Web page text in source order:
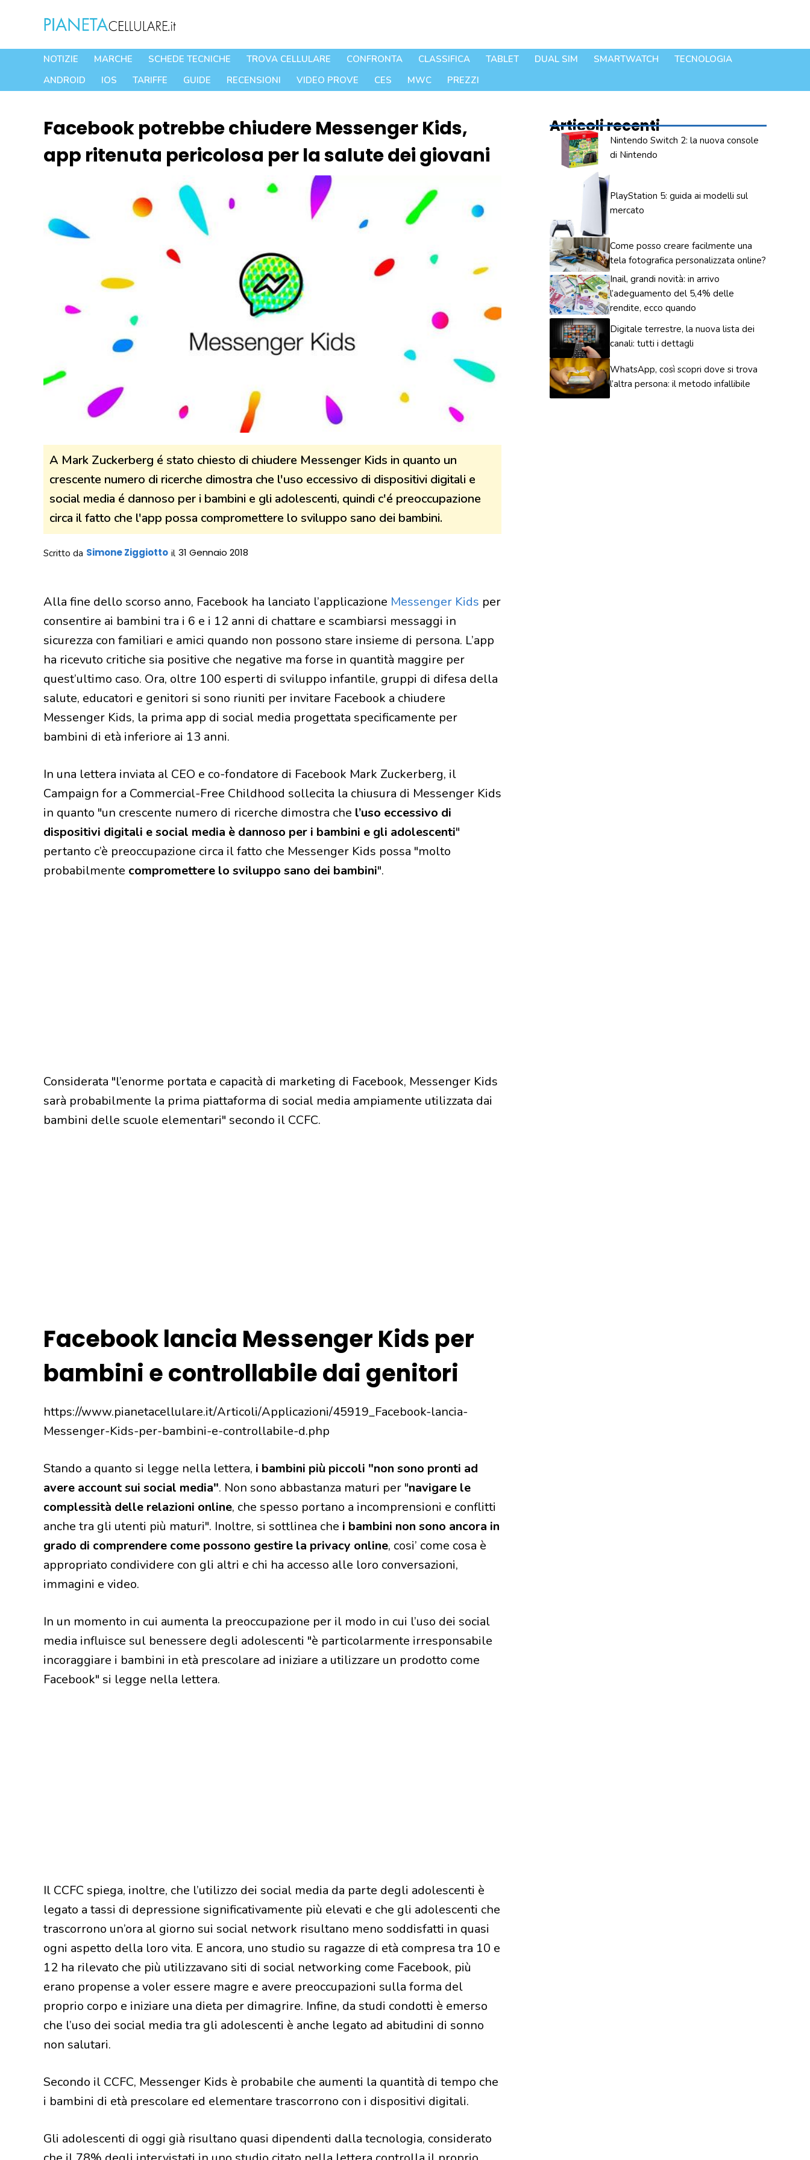
contenuto
NOTIZIE MARCHE SCHEDE TECNICHE TROVA CELLULARE CONFRONTA CLASSIFICA TABLET DUAL SIM SMARTWATCH
TECNOLOGIA
ANDROID
IOS TARIFFE GUIDE RECENSIONI VIDEO PROVE CES MWC PREZZI
Facebook potrebbe chiudere Messenger Kids,
app ritenuta pericolosa per la salute dei giovani
A Mark Zuckerberg é stato chiesto di chiudere Messenger Kids in quanto un
crescente numero di ricerche dimostra che l'uso eccessivo di dispositivi digitali e
social media é dannoso per i bambini e gli adolescenti, quindi c'é preoccupazione
circa il fatto che l'app possa compromettere lo sviluppo sano dei bambini.
Scritto da Simone Ziggiotto il 31 Gennaio 2018
Alla fine dello scorso anno, Facebook ha lanciato l’applicazione Messenger Kids per
consentire ai bambini tra i 6 e i 12 anni di chattare e scambiarsi messaggi in
sicurezza con familiari e amici quando non possono stare insieme di persona. L’app
ha ricevuto critiche sia positive che negative ma forse in quantità maggire per
quest’ultimo caso. Ora, oltre 100 esperti di sviluppo infantile, gruppi di difesa della
salute, educatori e genitori si sono riuniti per invitare Facebook a chiudere
Messenger Kids, la prima app di social media progettata specificamente per
bambini di età inferiore ai 13 anni.
In una lettera inviata al CEO e co-fondatore di Facebook Mark Zuckerberg, il
Campaign for a Commercial-Free Childhood sollecita la chiusura di Messenger Kids
in quanto "un crescente numero di ricerche dimostra che l’uso eccessivo di
dispositivi digitali e social media è dannoso per i bambini e gli adolescenti"
pertanto c’è preoccupazione circa il fatto che Messenger Kids possa "molto
probabilmente compromettere lo sviluppo sano dei bambini".
Considerata "l’enorme portata e capacità di marketing di Facebook, Messenger Kids
sarà probabilmente la prima piattaforma di social media ampiamente utilizzata dai
bambini delle scuole elementari" secondo il CCFC.
Facebook lancia Messenger Kids per
bambini e controllabile dai genitori
https://www.pianetacellulare.it/Articoli/Applicazioni/45919_Facebook-lancia-
Messenger-Kids-per-bambini-e-controllabile-d.php
Stando a quanto si legge nella lettera, i bambini più piccoli "non sono pronti ad
avere account sui social media". Non sono abbastanza maturi per "navigare le
complessità delle relazioni online, che spesso portano a incomprensioni e conflitti
anche tra gli utenti più maturi". Inoltre, si sottlinea che i bambini non sono ancora in
grado di comprendere come possono gestire la privacy online, cosi’ come cosa è
appropriato condividere con gli altri e chi ha accesso alle loro conversazioni,
immagini e video.
In un momento in cui aumenta la preoccupazione per il modo in cui l’uso dei social
media influisce sul benessere degli adolescenti "è particolarmente irresponsabile
incoraggiare i bambini in età prescolare ad iniziare a utilizzare un prodotto come
Facebook" si legge nella lettera.
Il CCFC spiega, inoltre, che l’utilizzo dei social media da parte degli adolescenti è
legato a tassi di depressione significativamente più elevati e che gli adolescenti che
trascorrono un’ora al giorno sui social network risultano meno soddisfatti in quasi
ogni aspetto della loro vita. E ancora, uno studio su ragazze di età compresa tra 10 e
12 ha rilevato che più utilizzavano siti di social networking come Facebook, più
erano propense a voler essere magre e avere preoccupazioni sulla forma del
proprio corpo e iniziare una dieta per dimagrire. Infine, da studi condotti è emerso
che l’uso dei social media tra gli adolescenti è anche legato ad abitudini di sonno
non salutari.
Secondo il CCFC, Messenger Kids è probabile che aumenti la quantità di tempo che
i bambini di età prescolare ed elementare trascorrono con i dispositivi digitali.
Gli adolescenti di oggi già risultano quasi dipendenti dalla tecnologia, considerato
Articoli recenti
Nintendo Switch 2: la nuova console
di Nintendo
PlayStation 5: guida ai modelli sul
mercato
Come posso creare facilmente una
tela fotografica personalizzata online?
Inail, grandi novità: in arrivo
l’adeguamento del 5,4% delle
rendite, ecco quando
Digitale terrestre, la nuova lista dei
canali: tutti i dettagli
WhatsApp, così scopri dove si trova
l’altra persona: il metodo infallibile